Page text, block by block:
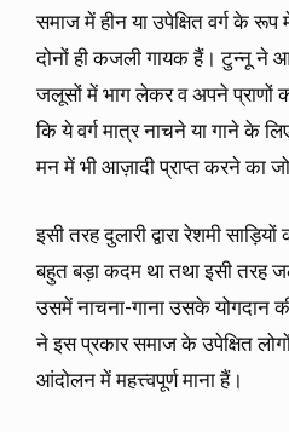
समाज में हीन या उपेक्षित वर्ग के
दोनों ही कजली गायक हैं। टुन्नू ने
जलूसों में भाग लेकर व अपने प्राणों
कि ये वर्ग मात्र नाचने या गाने के
मन में भी आज़ादी प्राप्त करने का
इसी तरह दुलारी द्वारा रेशमी
बहुत बड़ा कदम था तथा इसी तरह
उसमें नाचना-गाना उसके योगदान
ने इस प्रकार समाज के उपेक्षित
आंदोलन में महत्त्वपूर्ण माना हैं।